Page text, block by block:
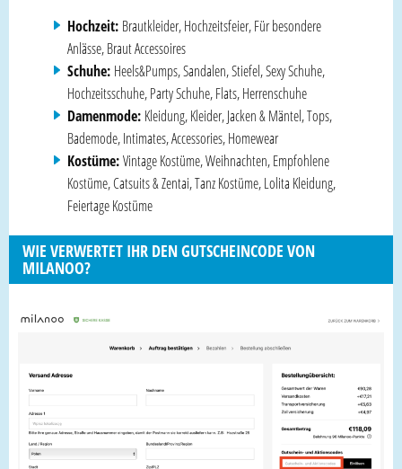
Hochzeit: Brautkleider, Hochzeitsfeier, Für besondere
Anlässe, Braut Accessoires
Schuhe: Heels&Pumps, Sandalen, Stiefel, Sexy Schuhe,
Hochzeitsschuhe, Party Schuhe, Flats, Herrenschuhe
Damenmode: Kleidung, Kleider, Jacken & Mäntel, Tops,
Bademode, Intimates, Accessories, Homewear
Kostüme:Vintage Kostüme, Weihnachten, Empfohlene
Kostüme, Catsuits & Zentai, Tanz Kostüme, Lolita Kleidung,
Feiertage Kostüme
WIE VERWERTET IHR DEN GUTSCHEINCODE VON
MILANOO?